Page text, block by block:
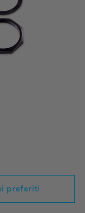
preferiti